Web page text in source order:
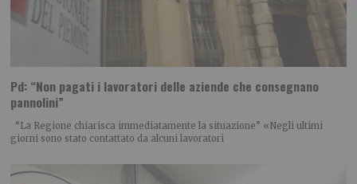
Pd: “Non pagati i lavoratori delle aziende che consegnano
pannolini”
“La Regione chiarisca immediatamente la situazione” «Negli ultimi
giorni sono stato contattato da alcuni lavoratori